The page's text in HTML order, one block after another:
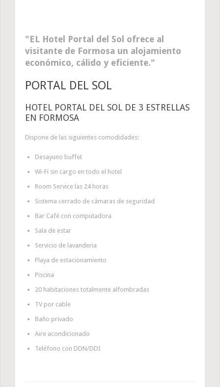
EL Hotel Portal del Sol ofrece al
visitante de Formosa un alojamiento
económico, cálido y eficiente.
PORTAL DEL SOL
HOTEL PORTAL DEL SOL DE 3 ESTRELLAS
EN FORMOSA
Dispone de las siguientes comodidades:
Desayuno buffet
Wi-Fi sin cargo en todo el hotel
Room Service las 24 horas
Sistema cerrado de cámaras de seguridad
Bar Café con computadora
Sala de estar
Servicio de lavanderia
Playa de estacionamiento
Piscina
20 habitaciones totalmente alfombradas
TV por cable
Baño privado
Aire acondicionado
Teléfono con DDN/DDI